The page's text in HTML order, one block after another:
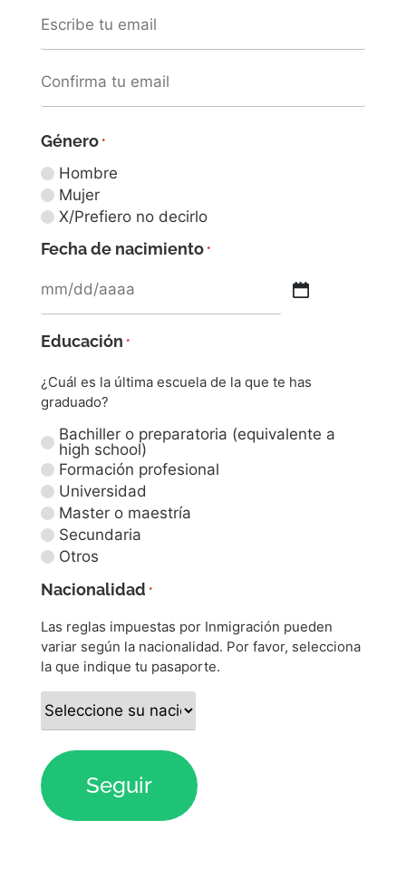
Género *
Hombre
Mujer
X/Prefiero no decirlo
Fecha de nacimiento *
Educación *
¿Cuál es la última escuela de la que te has
graduado?
Bachiller o preparatoria (equivalente a
high school)
Formación profesional
Universidad
Master o maestría
Secundaria
Otros
Nacionalidad *
Las reglas impuestas por Inmigración pueden
variar según la nacionalidad. Por favor, selecciona
la que indique tu pasaporte.